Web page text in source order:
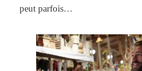
peut parfois…